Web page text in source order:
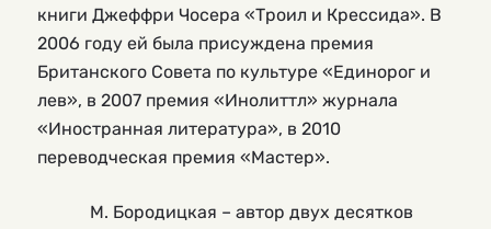
книги Джеффри Чосера «Троил и Крессида». В
2006 году ей была присуждена премия
Британского Совета по культуре «Единорог и
лев», в 2007 премия «Инолиттл» журнала
«Иностранная литература», в 2010
переводческая премия «Мастер».
М. Бородицкая – автор двух десятков